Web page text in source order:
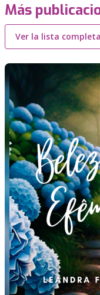
Más
Ver la lista completa